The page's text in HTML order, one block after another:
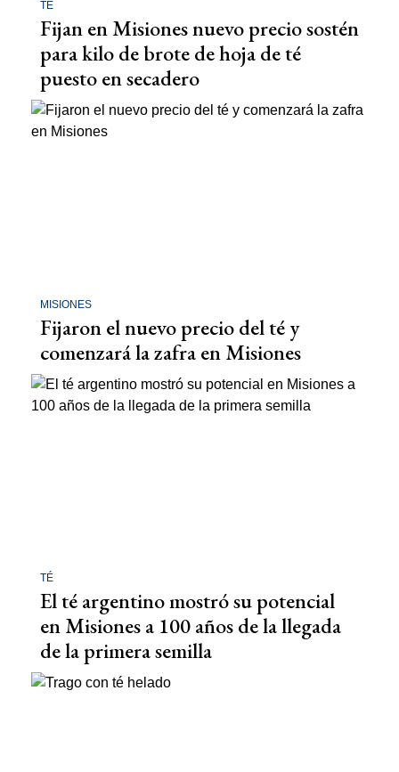
TÉ
Fijan en Misiones nuevo precio sostén
para kilo de brote de hoja de té
puesto en secadero
MISIONES
Fijaron el nuevo precio del té y
comenzará la zafra en Misiones
TÉ
El té argentino mostró su potencial
en Misiones a 100 años de la llegada
de la primera semilla